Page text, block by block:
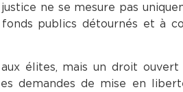
ne se mesure pas
publics détournés et à
élites, mais un droit
demandes de mise en